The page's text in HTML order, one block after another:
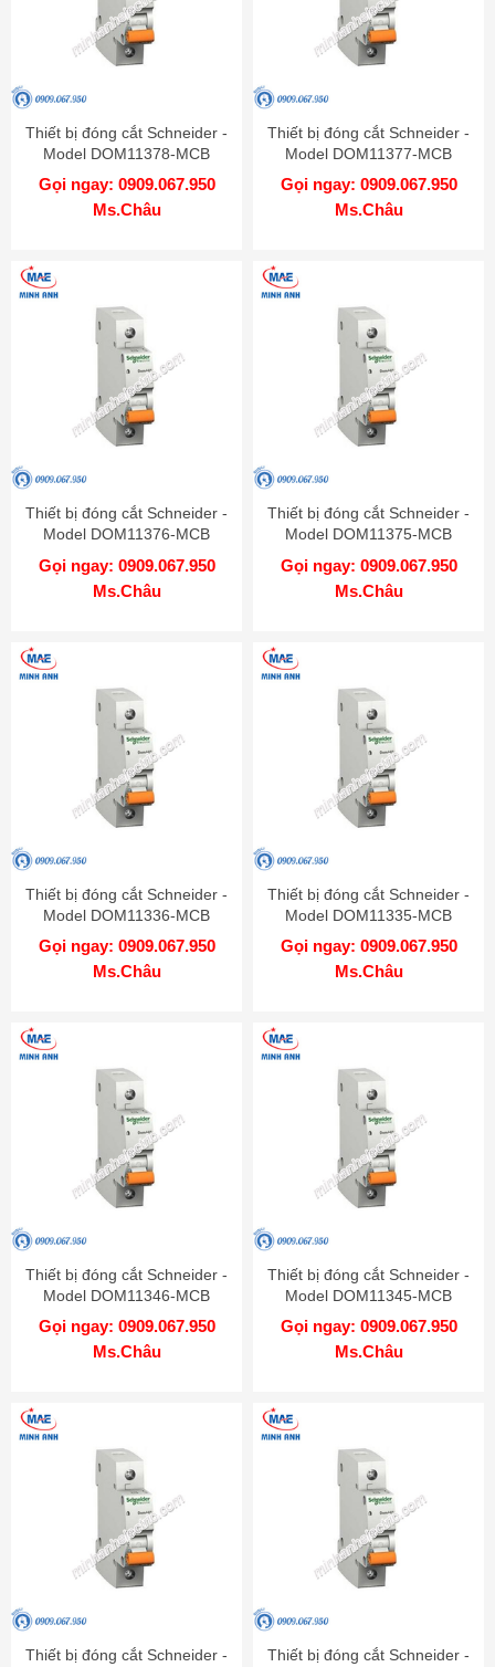
Thiết bị đóng cắt Schneider -
Model DOM11378-MCB
Gọi ngay: 0909.067.950
Ms.Châu
Thiết bị đóng cắt Schneider -
Model DOM11377-MCB
Gọi ngay: 0909.067.950
Ms.Châu
Thiết bị đóng cắt Schneider -
Model DOM11376-MCB
Gọi ngay: 0909.067.950
Ms.Châu
Thiết bị đóng cắt Schneider -
Model DOM11375-MCB
Gọi ngay: 0909.067.950
Ms.Châu
Thiết bị đóng cắt Schneider -
Model DOM11336-MCB
Gọi ngay: 0909.067.950
Ms.Châu
Thiết bị đóng cắt Schneider -
Model DOM11335-MCB
Gọi ngay: 0909.067.950
Ms.Châu
Thiết bị đóng cắt Schneider -
Model DOM11346-MCB
Gọi ngay: 0909.067.950
Ms.Châu
Thiết bị đóng cắt Schneider -
Model DOM11345-MCB
Gọi ngay: 0909.067.950
Ms.Châu
Thiết bị đóng cắt Schneider -
Thiết bị đóng cắt Schneider -